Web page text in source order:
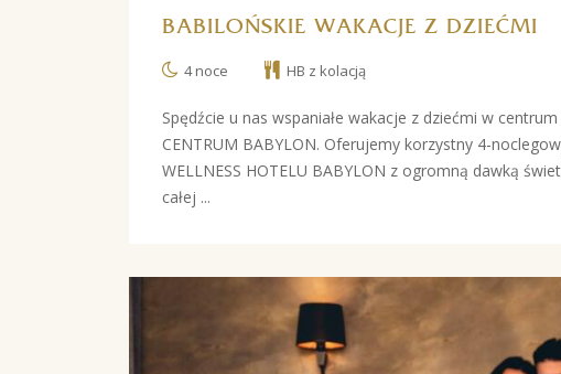
BABILOŃSKIE WAKACJE Z DZIEĆMI
4 noce HB z kolacją
Spędźcie u nas wspaniałe wakacje z dziećmi w
CENTRUM BABYLON. Oferujemy korzystny 4-
WELLNESS HOTELU BABYLON z ogromną dawką
całej ...